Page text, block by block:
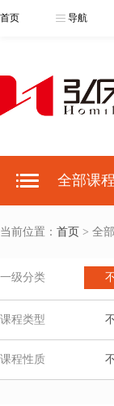
首页 导航
全部课
当前位置： 首页 > 全
一级分类
课程类型
课程性质